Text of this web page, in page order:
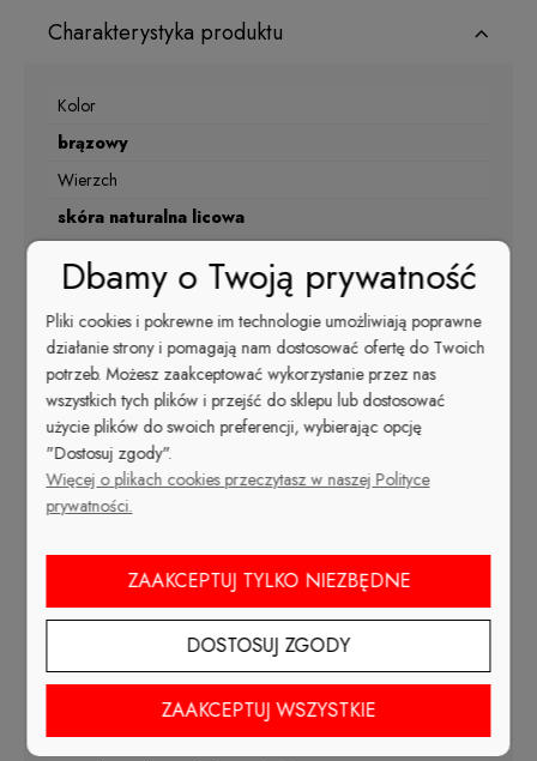
Charakterystyka produktu
Kolor
brązowy
Wierzch
skóra naturalna licowa
skóra naturalna
Nosek
szpic
Kolor
brązowy
Rodzaj obcasa
szpilka
Sezon
wiosna, lato, jesień
Materiał wkładki
G1/2
Dbamy o Twoją prywatność
Pliki cookies i pokrewne im technologie umożliwiają poprawne
działanie strony i pomagają nam dostosować ofertę do Twoich
potrzeb. Możesz zaakceptować wykorzystanie przez nas
wszystkich tych plików i przejść do sklepu lub dostosować
użycie plików do swoich preferencji, wybierając opcję
"Dostosuj zgody".
Więcej o plikach cookies przeczytasz w naszej Polityce
prywatności.
ZAAKCEPTUJ TYLKO NIEZBĘDNE
DOSTOSUJ ZGODY
ZAAKCEPTUJ WSZYSTKIE